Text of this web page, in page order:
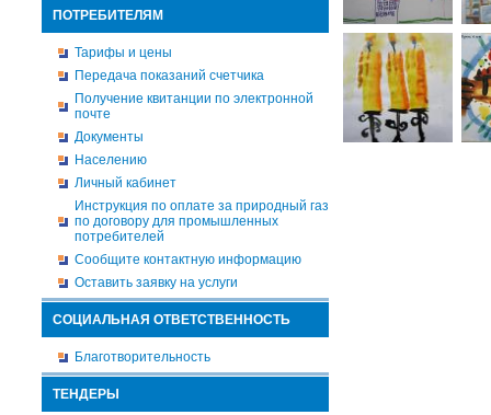
ПОТРЕБИТЕЛЯМ
Тарифы и цены
Передача показаний счетчика
Получение квитанции по электронной
почте
Документы
Населению
Личный кабинет
Инструкция по оплате за природный газ
по договору для промышленных
потребителей
Сообщите контактную информацию
Оставить заявку на услуги
СОЦИАЛЬНАЯ ОТВЕТСТВЕННОСТЬ
Благотворительность
ТЕНДЕРЫ